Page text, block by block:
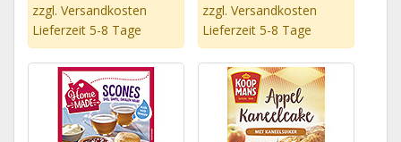
zzgl. Versandkosten
Lieferzeit 5-8 Tage
zzgl. Versandkosten
Lieferzeit 5-8 Tage